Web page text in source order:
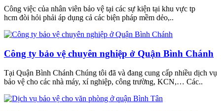
Công việc của nhân viên bảo vệ tại các sự kiện tại khu vực tp
hcm đòi hỏi phải áp dụng cả các biện pháp mềm dẻo,..
Công ty bảo vệ chuyên nghiệp ở Quận Bình Chánh
Tại Quận Bình Chánh Chúng tôi đã và đang cung cấp nhiều dịch vụ
bảo vệ cho các nhà máy, xí nghiệp, công trường, KCN,… Các..